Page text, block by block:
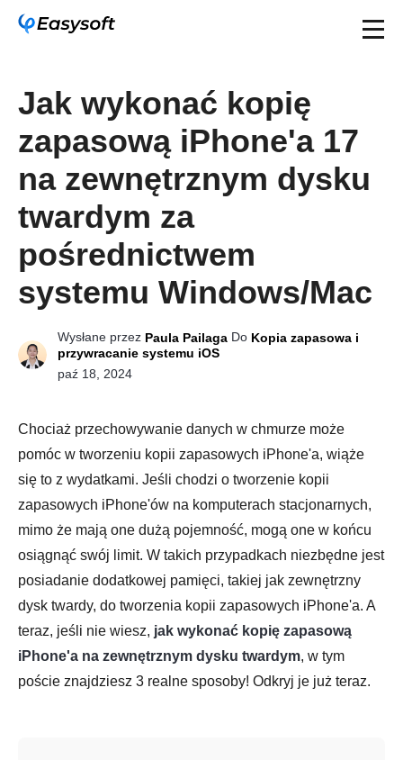
Jak wykonać kopię
zapasową iPhone'a 17
na zewnętrznym dysku
twardym za
pośrednictwem
systemu Windows/Mac
Wysłane przez Paula Pailaga Do Kopia zapasowa i
przywracanie systemu iOS
paź 18, 2024
Chociaż przechowywanie danych w chmurze może
pomóc w tworzeniu kopii zapasowych iPhone'a, wiąże
się to z wydatkami. Jeśli chodzi o tworzenie kopii
zapasowych iPhone'ów na komputerach stacjonarnych,
mimo że mają one dużą pojemność, mogą one w końcu
osiągnąć swój limit. W takich przypadkach niezbędne jest
posiadanie dodatkowej pamięci, takiej jak zewnętrzny
dysk twardy, do tworzenia kopii zapasowych iPhone'a. A
teraz, jeśli nie wiesz, jak wykonać kopię zapasową
iPhone'a na zewnętrznym dysku twardym, w tym
poście znajdziesz 3 realne sposoby! Odkryj je już teraz.